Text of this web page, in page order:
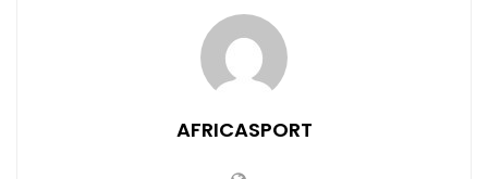
AFRICASPORT